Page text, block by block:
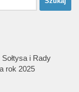
i Rady
rok 2025